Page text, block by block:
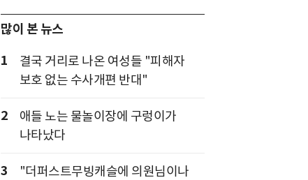
많이 본 뉴스
1
결국 거리로 나온 여성들 "피해자
보호 없는 수사개편 반대"
2
애들 노는 물놀이장에 구렁이가
나타났다
3
"더퍼스트무빙캐슬에 의원님이나